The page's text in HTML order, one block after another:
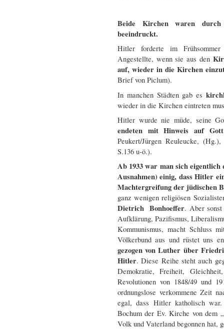
Beide Kirchen waren
beeindruckt.
Hitler forderte im
Angestellte, wenn sie aus den
auf, wieder in die Kirchen
Brief von Piclum).
In manchen Städten gab es
wieder in die Kirchen eintreten
Hitler wurde nie müde, seine
endeten mit Hinweis auf
Peukert/Jürgen Reuleucke,
S.136 u-ö.).
Ab 1933 war man sich
Ausnahmen) einig, dass Hitler
Machtergreifung der jüdischen
ganz wenigen religiösen
Dietrich Bonhoeffer. Aber
Aufklärung, Pazifismus,
Kommunismus, macht Schluss
Völkerbund aus und rüstet uns
gezogen von Luther über
Hitler. Diese Reihe steht auch
Demokratie, Freiheit,
Revolutionen von 1848/49 und
ordnungslose verkommene Zeit
egal, dass Hitler katholisch
Bochum der Ev. Kirche von dem
Volk und Vaterland begonnen hat,